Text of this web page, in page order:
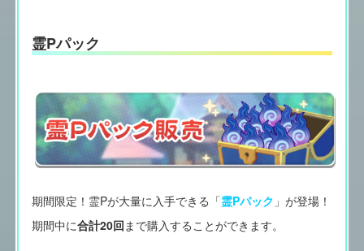
霊Pパック
期間限定！霊Pが大量に入手できる「霊Pパック 」が登場！
期間中に合計20回まで購入することができます。